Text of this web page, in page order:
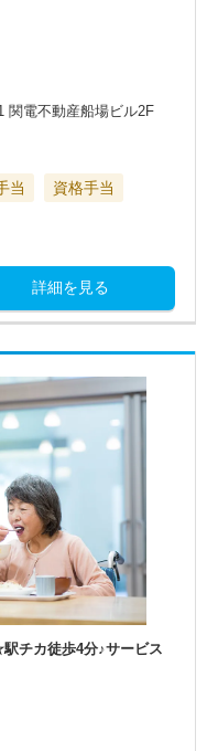
関電不動産船場ビル2F
当
資格手当
詳細を見る
チカ徒歩4分♪サービス